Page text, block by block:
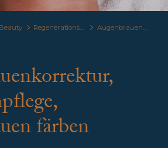
Beauty Regenerationsbehandlung des Gesichts Augenbrauenkorrektur, Wimpernpflege, Augenbrauen färben
färben